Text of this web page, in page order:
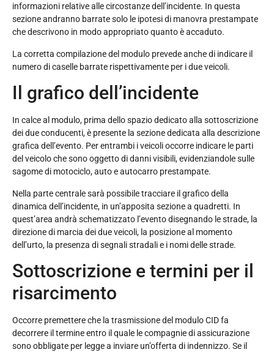
informazioni relative alle circostanze dell’incidente. In questa
sezione andranno barrate solo le ipotesi di manovra prestampate
che descrivono in modo appropriato quanto è accaduto.
La corretta compilazione del modulo prevede anche di indicare il
numero di caselle barrate rispettivamente per i due veicoli.
Il grafico dell’incidente
In calce al modulo, prima dello spazio dedicato alla sottoscrizione
dei due conducenti, è presente la sezione dedicata alla descrizione
grafica dell’evento. Per entrambi i veicoli occorre indicare le parti
del veicolo che sono oggetto di danni visibili, evidenziandole sulle
sagome di motociclo, auto e autocarro prestampate.
Nella parte centrale sarà possibile tracciare il grafico della
dinamica dell’incidente, in un’apposita sezione a quadretti. In
quest’area andrà schematizzato l’evento disegnando le strade, la
direzione di marcia dei due veicoli, la posizione al momento
dell’urto, la presenza di segnali stradali e i nomi delle strade.
Sottoscrizione e termini per il
risarcimento
Occorre premettere che la trasmissione del modulo CID fa
decorrere il termine entro il quale le compagnie di assicurazione
sono obbligate per legge a inviare un’offerta di indennizzo. Se il